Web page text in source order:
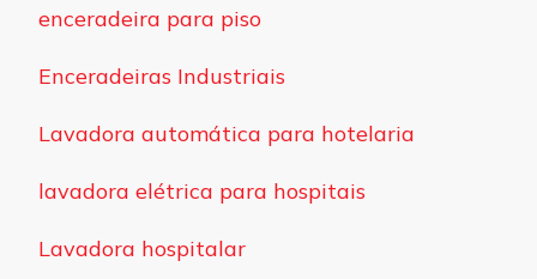
enceradeira para piso
Enceradeiras Industriais
Lavadora automática para hotelaria
lavadora elétrica para hospitais
Lavadora hospitalar